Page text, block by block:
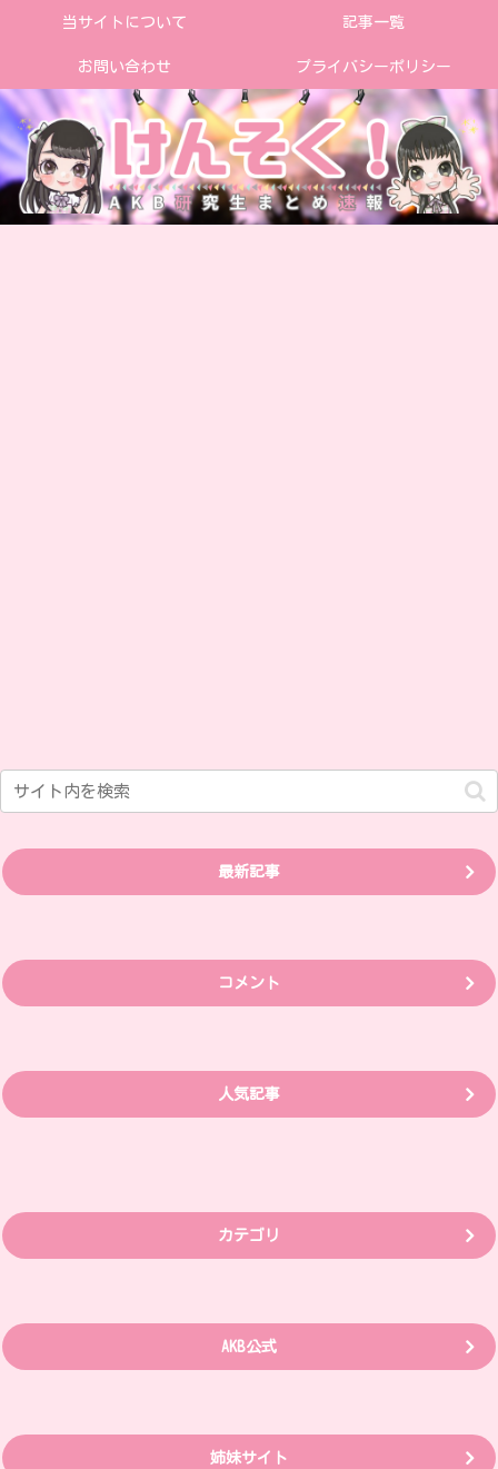
当サイトについて 記事一覧
お問い合わせ プライバシーポリシー
最新記事
コメント
人気記事
カテゴリ
AKB公式
姉妹サイト